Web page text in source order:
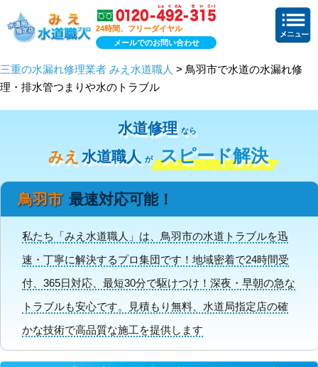
24時間、フリーダイヤル
メールでのお問い合わせ
三重の水漏れ修理業者 みえ水道職人 > 鳥羽市で水道の水漏れ修
理・排水管つまりや水のトラブル
水道修理 なら
みえ 水道職人 が スピード解決
鳥羽市 最速対応可能！
私たち「みえ水道職人」は、鳥羽市の水道トラブルを迅
速・丁寧に解決するプロ集団です！地域密着で24時間受
付、365日対応、最短30分で駆けつけ！深夜・早朝の急な
トラブルも安心です。見積もり無料、水道局指定店の確
かな技術で高品質な施工を提供します